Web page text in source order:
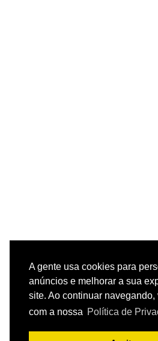
A gente usa cookies para
anúncios e melhorar a sua
site. Ao continuar navegando,
com a nossa Política de